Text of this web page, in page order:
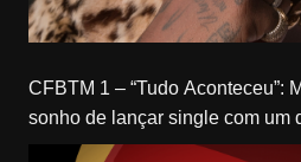
CFBTM 1 – “Tudo Aconteceu”: MC Du Black realiza
sonho de lançar single com um